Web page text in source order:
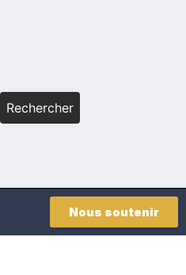
Rechercher
Nous soutenir